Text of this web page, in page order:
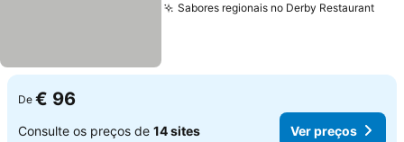
Sabores regionais no Derby Restaurant
De € 96
Consulte os preços de 14 sites Ver preços